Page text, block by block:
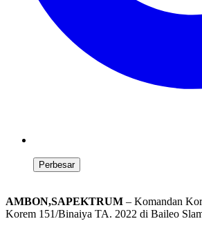
Perbesar
AMBON,SAPEKTRUM – Komandan
Korem 151/Binaiya TA. 2022 di Baileo